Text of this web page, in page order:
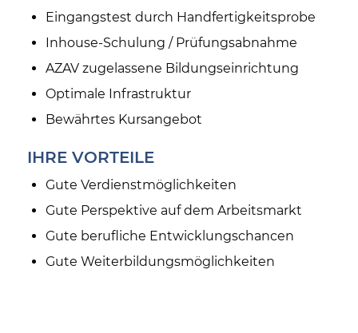
Eingangstest durch Handfertigkeitsprobe
Inhouse-Schulung / Prüfungsabnahme
AZAV zugelassene Bildungseinrichtung
Optimale Infrastruktur
Bewährtes Kursangebot
IHRE VORTEILE
Gute Verdienstmöglichkeiten
Gute Perspektive auf dem Arbeitsmarkt
Gute berufliche Entwicklungschancen
Gute Weiterbildungsmöglichkeiten